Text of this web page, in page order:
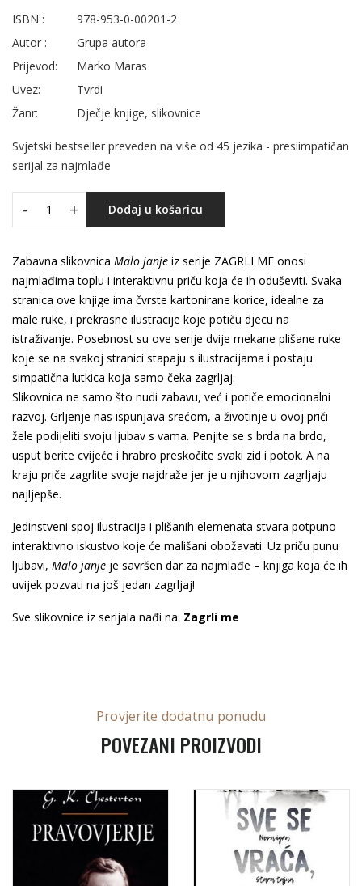
ISBN :
978-953-0-00201-2
Autor :
Grupa autora
Prijevod:
Marko Maras
Uvez:
Tvrdi
Žanr:
Dječje knjige, slikovnice
Svjetski bestseller preveden na više od 45 jezika - presiimpatičan
serijal za najmlađe
- + Dodaj u košaricu
Zabavna slikovnica Malo janje iz serije ZAGRLI ME onosi
najmlađima toplu i interaktivnu priču koja će ih oduševiti. Svaka
stranica ove knjige ima čvrste kartonirane korice, idealne za
male ruke, i prekrasne ilustracije koje potiču djecu na
istraživanje. Posebnost su ove serije dvije mekane plišane ruke
koje se na svakoj stranici stapaju s ilustracijama i postaju
simpatična lutkica koja samo čeka zagrljaj.
Slikovnica ne samo što nudi zabavu, već i potiče emocionalni
razvoj. Grljenje nas ispunjava srećom, a životinje u ovoj priči
žele podijeliti svoju ljubav s vama. Penjite se s brda na brdo,
usput berite cvijeće i hrabro preskočite svaki zid i potok. A na
kraju priče zagrlite svoje najdraže jer je u njihovom zagrljaju
najljepše.
Jedinstveni spoj ilustracija i plišanih elemenata stvara potpuno
interaktivno iskustvo koje će mališani obožavati. Uz priču punu
ljubavi, Malo janje je savršen dar za najmlađe – knjiga koja će ih
uvijek pozvati na još jedan zagrljaj!
Sve slikovnice iz serijala nađi na: Zagrli me
Provjerite dodatnu ponudu
POVEZANI PROIZVODI